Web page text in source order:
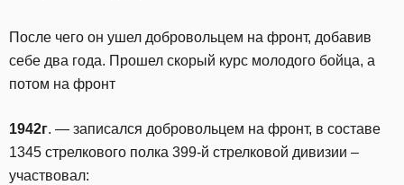
После чего он ушел добровольцем на фронт, добавив
себе два года. Прошел скорый курс молодого бойца, а
потом на фронт
1942г. — записался добровольцем на фронт, в составе
1345 стрелкового полка 399-й стрелковой дивизии –
участвовал: